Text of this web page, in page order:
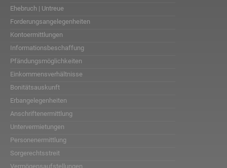
Ehebruch | Untreue
Forderungsangelegenheiten
Kontoermittlungen
Informationsbeschaffung
Pfändungsmöglichkeiten
Einkommensverhältnisse
Bonitätsauskunft
Erbangelegenheiten
Anschriftenermittlung
Untervermietungen
Personenermittlung
Sorgerechtsstreit
Vermögensaufstellungen